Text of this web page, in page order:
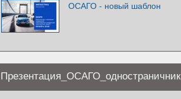
ОСАГО - новый шаблон
Презентация_ОСАГО_одностраничник